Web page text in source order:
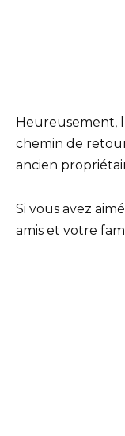
Heureusement,
chemin de
ancien
Si vous avez
amis et votre